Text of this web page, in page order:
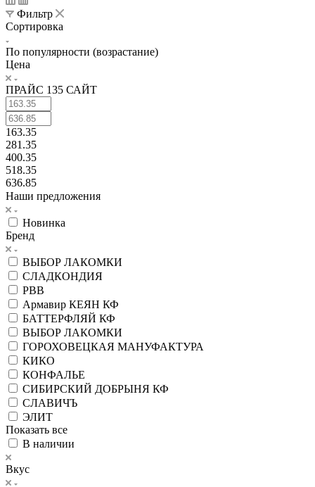
Фильтр
Сортировка
По популярности (возрастание)
Цена
ПРАЙС 135 САЙТ
163.35
281.35
400.35
518.35
636.85
Наши предложения
Новинка
Бренд
ВЫБОР ЛАКОМКИ
СЛАДКОНДИЯ
РВВ
Армавир КЕЯН КФ
БАТТЕРФЛЯЙ КФ
ВЫБОР ЛАКОМКИ
ГОРОХОВЕЦКАЯ МАНУФАКТУРА
КИКО
КОНФАЛЬЕ
СИБИРСКИЙ ДОБРЫНЯ КФ
СЛАВИЧЪ
ЭЛИТ
Показать все
В наличии
Вкус